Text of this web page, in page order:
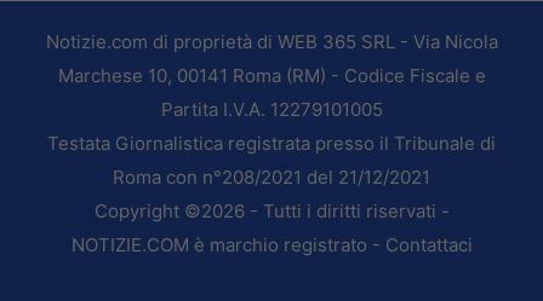
Notizie.com di proprietà di WEB 365 SRL - Via Nicola
Marchese 10, 00141 Roma (RM) - Codice Fiscale e
Partita I.V.A. 12279101005
Testata Giornalistica registrata presso il Tribunale di
Roma con n°208/2021 del 21/12/2021
Copyright ©2026 - Tutti i diritti riservati -
NOTIZIE.COM è marchio registrato - Contattaci